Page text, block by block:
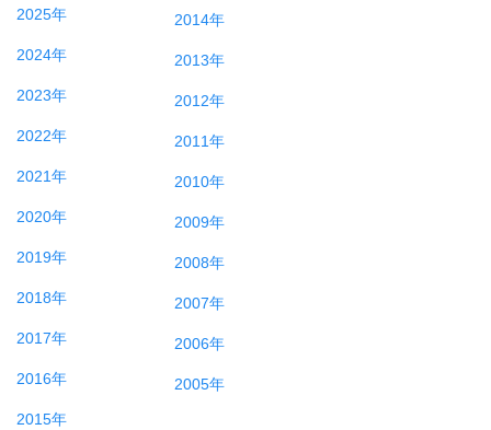
2025年
2024年
2023年
2022年
2021年
2020年
2019年
2018年
2017年
2016年
2015年
2014年
2013年
2012年
2011年
2010年
2009年
2008年
2007年
2006年
2005年